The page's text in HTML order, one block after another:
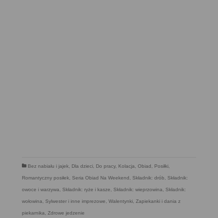
Bez nabiału i jajek Dla dzieci Do pracy, Kolacja Obiad Posiłki
Romantyczny posiłek Seria Obiad Na Weekend Składnik: drób Składnik:
owoce i warzywa Składnik: ryże i kasze Składnik: wieprzowina Składnik:
wołowina Sylwester i inne imprezowe Walentynki Zapiekanki i dania z
piekarnika Zdrowe jedzenie